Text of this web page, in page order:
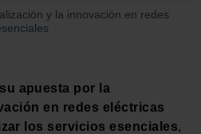
y la innovación en redes
apuesta por la
en redes eléctricas
los servicios esenciales,